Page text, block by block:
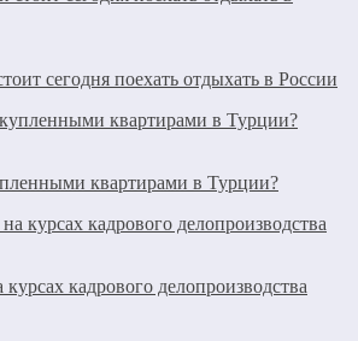
сегодня поехать отдыхать в России
квартирами в Турции?
кадрового делопроизводства